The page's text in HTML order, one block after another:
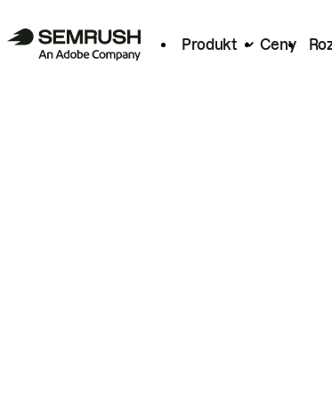
Produkt Ceny